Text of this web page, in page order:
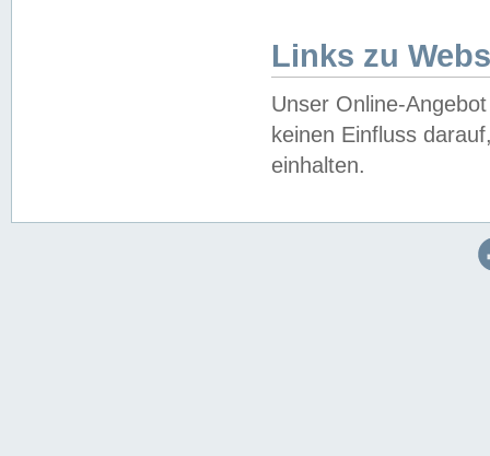
Links zu
Unser Online-
keinen Einfluss
einhalten.